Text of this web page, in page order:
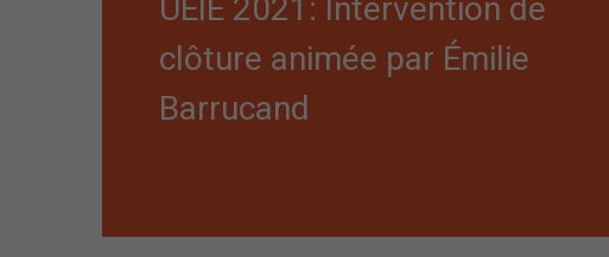
UEIE 2021: Intervention de
clôture animée par Émilie
Barrucand